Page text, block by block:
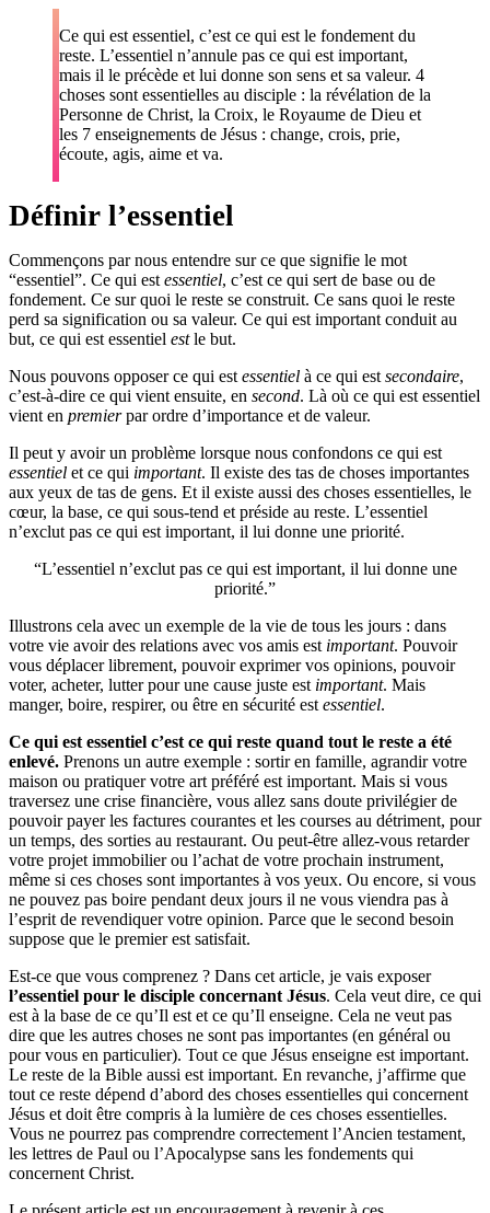
Ce qui est essentiel, c’est ce qui est le fondement du
reste. L’essentiel n’annule pas ce qui est important,
mais il le précède et lui donne son sens et sa valeur. 4
choses sont essentielles au disciple : la révélation de la
Personne de Christ, la Croix, le Royaume de Dieu et
les 7 enseignements de Jésus : change, crois, prie,
écoute, agis, aime et va.
Définir l’essentiel
Commençons par nous entendre sur ce que signifie le mot
“essentiel”. Ce qui est essentiel, c’est ce qui sert de base ou de
fondement. Ce sur quoi le reste se construit. Ce sans quoi le reste
perd sa signification ou sa valeur. Ce qui est important conduit au
but, ce qui est essentiel estle but.
Nous pouvons opposer ce qui est essentiel à ce qui est secondaire,
c’est-à-dire ce qui vient ensuite, en second. Là où ce qui est essentiel
vient en premierpar ordre d’importance et de valeur.
Il peut y avoir un problème lorsque nous confondons ce qui est
essentiel et ce qui important. Il existe des tas de choses importantes
aux yeux de tas de gens. Et il existe aussi des choses essentielles, le
cœur, la base, ce qui sous-tend et préside au reste. L’essentiel
n’exclut pas ce qui est important, il lui donne une priorité.
L’essentiel n’exclut pas ce qui est important, il lui donne une
priorité.
Illustrons cela avec un exemple de la vie de tous les jours : dans
votre vie avoir des relations avec vos amis est important. Pouvoir
vous déplacer librement, pouvoir exprimer vos opinions, pouvoir
voter, acheter, lutter pour une cause juste est important. Mais
manger, boire, respirer, ou être en sécurité est essentiel.
Ce qui est essentiel c’est ce qui reste quand tout le reste a été
enlevé. Prenons un autre exemple : sortir en famille, agrandir votre
maison ou pratiquer votre art préféré est important. Mais si vous
traversez une crise financière, vous allez sans doute privilégier de
pouvoir payer les factures courantes et les courses au détriment, pour
un temps, des sorties au restaurant. Ou peut-être allez-vous retarder
votre projet immobilier ou l’achat de votre prochain instrument,
même si ces choses sont importantes à vos yeux. Ou encore, si vous
ne pouvez pas boire pendant deux jours il ne vous viendra pas à
l’esprit de revendiquer votre opinion. Parce que le second besoin
suppose que le premier est satisfait.
Est-ce que vous comprenez ? Dans cet article, je vais exposer
l’essentiel pour le disciple concernant Jésus. Cela veut dire, ce qui
est à la base de ce qu’Il est et ce qu’Il enseigne. Cela ne veut pas
dire que les autres choses ne sont pas importantes (en général ou
pour vous en particulier). Tout ce que Jésus enseigne est important.
Le reste de la Bible aussi est important. En revanche, j’affirme que
tout ce reste dépend d’abord des choses essentielles qui concernent
Jésus et doit être compris à la lumière de ces choses essentielles.
Vous ne pourrez pas comprendre correctement l’Ancien testament,
les lettres de Paul ou l’Apocalypse sans les fondements qui
concernent Christ.